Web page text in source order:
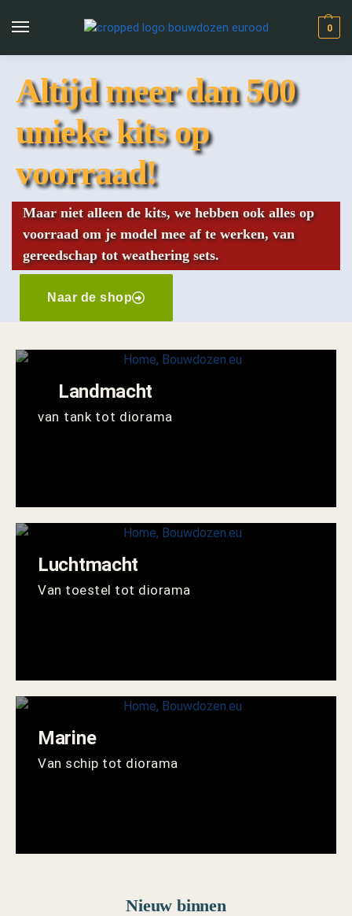
0
Altijd meer dan 500
unieke kits op
voorraad!
Maar niet alleen de kits, we hebben ook alles op
voorraad om je model mee af te werken, van
gereedschap tot weathering sets.
Naar de shop
Landmacht
van tank tot diorama
Luchtmacht
Van toestel tot diorama
Marine
Van schip tot diorama
Nieuw binnen